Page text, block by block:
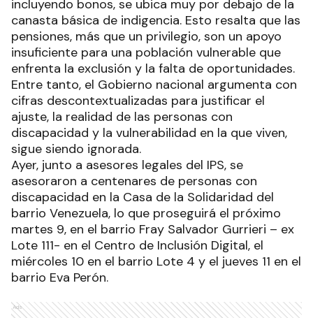
incluyendo bonos, se ubica muy por debajo de la
canasta básica de indigencia. Esto resalta que las
pensiones, más que un privilegio, son un apoyo
insuficiente para una población vulnerable que
enfrenta la exclusión y la falta de oportunidades.
Entre tanto, el Gobierno nacional argumenta con
cifras descontextualizadas para justificar el
ajuste, la realidad de las personas con
discapacidad y la vulnerabilidad en la que viven,
sigue siendo ignorada.
Ayer, junto a asesores legales del IPS, se
asesoraron a centenares de personas con
discapacidad en la Casa de la Solidaridad del
barrio Venezuela, lo que proseguirá el próximo
martes 9, en el barrio Fray Salvador Gurrieri – ex
Lote 111- en el Centro de Inclusión Digital, el
miércoles 10 en el barrio Lote 4 y el jueves 11 en el
barrio Eva Perón.
Ads